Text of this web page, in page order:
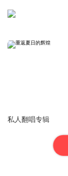
私人翻唱专辑